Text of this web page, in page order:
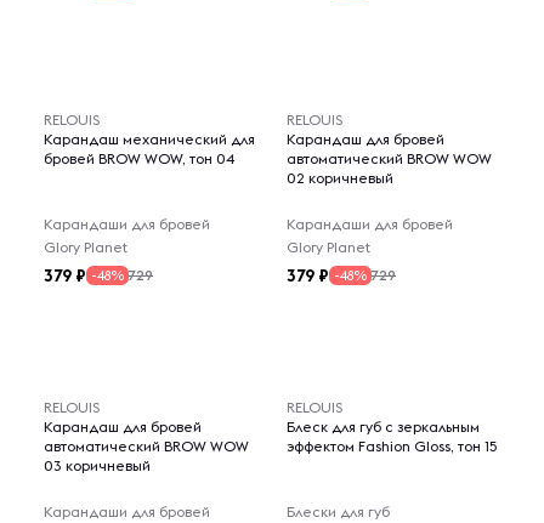
RELOUIS
Карандаш механический для
бровей BROW WOW, тон 04
Карандаши для бровей
Glory Planet
379 -48% 729
RELOUIS
Карандаш для бровей
автоматический BROW WOW
02 коричневый
Карандаши для бровей
Glory Planet
379 -48% 729
RELOUIS
Карандаш для бровей
автоматический BROW WOW
03 коричневый
Карандаши для бровей
RELOUIS
Блеск для губ с зеркальным
эффектом Fashion Gloss, тон 15
Блески для губ